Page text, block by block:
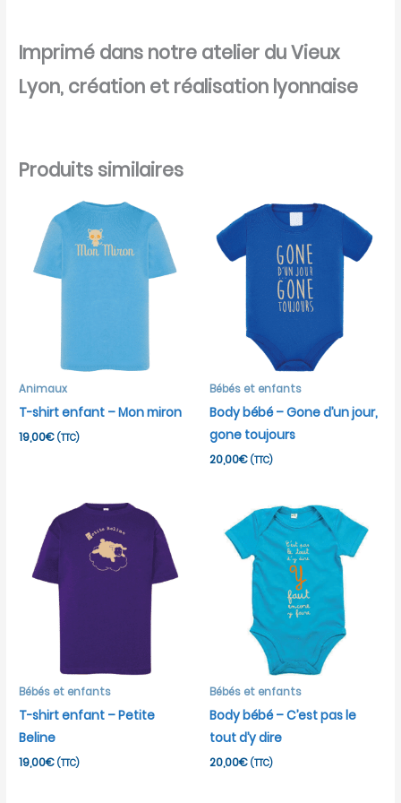
Imprimé dans notre atelier du Vieux
Lyon, création et réalisation lyonnaise
Produits similaires
Animaux
T-shirt enfant – Mon miron
19,00€ (TTC)
Bébés et enfants
Body bébé – Gone d’un jour,
gone toujours
20,00€ (TTC)
Bébés et enfants
T-shirt enfant – Petite
Beline
19,00€ (TTC)
Bébés et enfants
Body bébé – C’est pas le
tout d’y dire
20,00€ (TTC)